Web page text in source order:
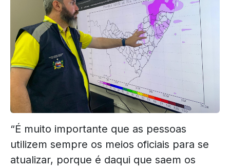
“É muito importante que as pessoas
utilizem sempre os meios oficiais para se
atualizar, porque é daqui que saem os